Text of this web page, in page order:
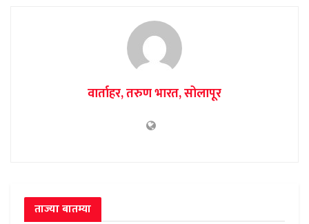
वार्ताहर, तरुण भारत, सोलापूर
ताज्या बातम्या